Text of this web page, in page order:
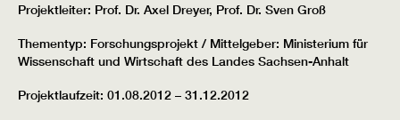
Projektleiter: Prof. Dr. Axel Dreyer, Prof. Dr. Sven Groß
Thementyp: Forschungsprojekt / Mittelgeber: Ministerium für
Wissenschaft und Wirtschaft des Landes Sachsen-Anhalt
Projektlaufzeit: 01.08.2012 – 31.12.2012